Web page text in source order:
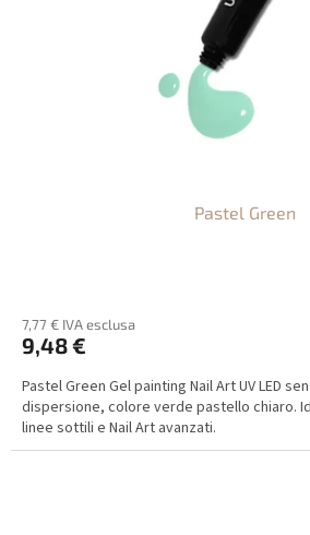
Pastel Green
7,77 € IVA esclusa
9,48 €
Pastel Green Gel painting Nail Art UV LED
dispersione, colore verde pastello chiaro.
linee sottili e Nail Art avanzati.